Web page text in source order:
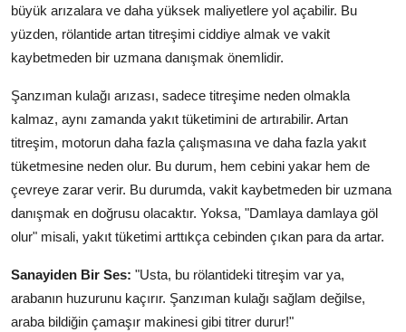
büyük arızalara ve daha yüksek maliyetlere yol açabilir. Bu
yüzden, rölantide artan titreşimi ciddiye almak ve vakit
kaybetmeden bir uzmana danışmak önemlidir.
Şanzıman kulağı arızası, sadece titreşime neden olmakla
kalmaz, aynı zamanda yakıt tüketimini de artırabilir. Artan
titreşim, motorun daha fazla çalışmasına ve daha fazla yakıt
tüketmesine neden olur. Bu durum, hem cebini yakar hem de
çevreye zarar verir. Bu durumda, vakit kaybetmeden bir uzmana
danışmak en doğrusu olacaktır. Yoksa, "Damlaya damlaya göl
olur" misali, yakıt tüketimi arttıkça cebinden çıkan para da artar.
Sanayiden Bir Ses: "Usta, bu rölantideki titreşim var ya,
arabanın huzurunu kaçırır. Şanzıman kulağı sağlam değilse,
araba bildiğin çamaşır makinesi gibi titrer durur!"